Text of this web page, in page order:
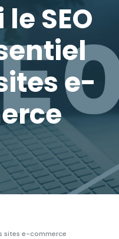
SEO
e-
sites e-commerce